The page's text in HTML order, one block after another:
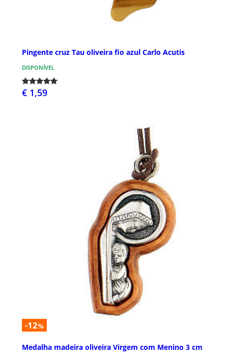
Pingente cruz Tau oliveira fio azul Carlo Acutis
DISPONÍVEL
€ 1,59
-12%
Medalha madeira oliveira Virgem com Menino 3 cm